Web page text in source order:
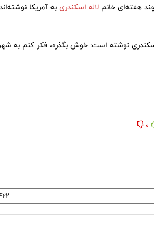
هفته‌ای خانم لاله اسکندریبه آمریکا
اسکندری نوشته است: خوش بگذره، فکر کنم به
0